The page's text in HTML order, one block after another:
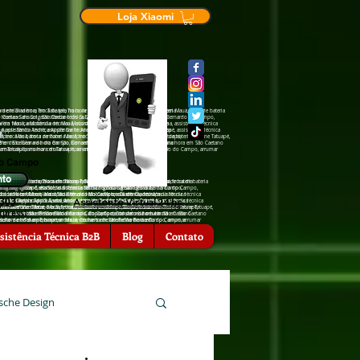
Diadema, Troca de tela na hora em Tatuapé, Troca de tela na hora em Mauá, troca de bateria
Sansumg São Caetano do Sul, assistência †écnica Sansumg São Bernardo do Campo,
†écnica Motorola em Mauá, assistência †écnica Motorola em Diadema, assistência †écnica
†écnica Apple Santo André, assistência †écnica Apple Tatuapé, assistência †écnica
de bateria zenfone Mauá, troca de bateria zenfone Tatuapé, troca de bateria iPhone Tatuapé,
de celular na hora em São Bernardo do Campo, Conserto de celular na hora em São Caetano
celular na hora emTatuapé, arrumar celular na hora em São Bernardo do Campo, arrumar
de tela na hora em Tatuapé, Troca de tela na hora em Mauá, troca de bateria
São Caetano do Sul, assistência †écnica Sansumg São Bernardo do Campo,
em Mauá, assistência †écnica Motorola em Diadema, assistência †écnica
Apple Santo André, assistência †écnica Apple Tatuapé, assistência †écnica
zenfone Mauá, troca de bateria zenfone Tatuapé, troca de bateria iPhone Tatuapé,
hora em São Bernardo do Campo, Conserto de celular na hora em São Caetano
emTatuapé, arrumar celular na hora em São Bernardo do Campo, arrumar
em Diadema, Troca de tela na hora em Tatuapé, Troca de tela na hora
Tatuapé, assistência †écnica Sansumg São Caetano do Sul,
†écnica Motorola em São Bernardo do Campo, assistência †écnica
Caetano do Sul, assistência †écnica Zenfone Tatuapé, assistência
São Caetano o Sul, troca de bateria zenfone São Bernardo do
de bateria iPhone São Bernardo do Campo, Conserto de celular na
de celular na hora em Mauá, Conserto de celular na hora em
celular na hora em Diadema.
Troca de tela na hora em Tatuapé, Troca de tela na hora em Mauá, troca de bateria
São Caetano do Sul, assistência †écnica Sansumg São Bernardo do Campo,
Motorola em Mauá, assistência †écnica Motorola em Diadema, assistência †écnica
†écnica Apple Santo André, assistência †écnica Apple Tatuapé, assistência †écnica
bateria zenfone Mauá, troca de bateria zenfone Tatuapé, troca de bateria iPhone Tatuapé,
na hora em São Bernardo do Campo, Conserto de celular na hora em São Caetano
na hora emTatuapé, arrumar celular na hora em São Bernardo do Campo, arrumar
tela na hora em Tatuapé, Troca de tela na hora em Mauá, troca de bateria
do Sul, assistência †écnica Sansumg São Bernardo do Campo,
Mauá, assistência †écnica Motorola em Diadema, assistência †écnica
Santo André, assistência †écnica Apple Tatuapé, assistência †écnica
Mauá, troca de bateria zenfone Tatuapé, troca de bateria iPhone Tatuapé,
São Bernardo do Campo, Conserto de celular na hora em São Caetano
arrumar celular na hora em São Bernardo do Campo, arrumar
Loja Xiaomi
Campo
Assistente Virtual 24 hs
Técnica B2B Blog Contato
Design